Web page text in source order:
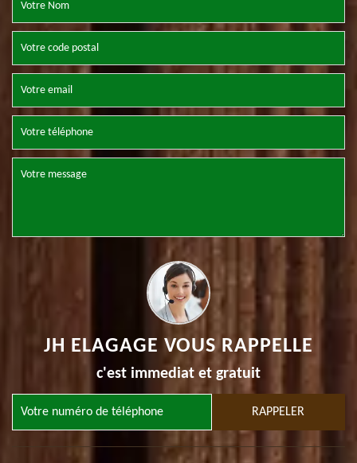
JH ELAGAGE VOUS RAPPELLE
c'est immediat et gratuit